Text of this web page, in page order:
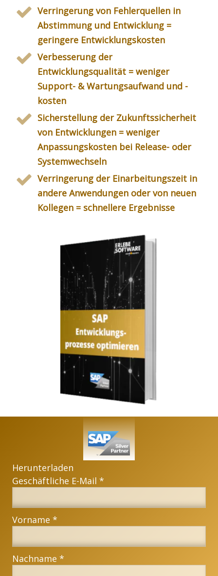
Verringerung von Fehlerquellen in
Abstimmung und Entwicklung =
geringere Entwicklungskosten
Verbesserung der
Entwicklungsqualität = weniger
Support- & Wartungsaufwand und -
kosten
Sicherstellung der Zukunftssicherheit
von Entwicklungen = weniger
Anpassungskosten bei Release- oder
Systemwechseln
Verringerung der Einarbeitungszeit in
andere Anwendungen oder von neuen
Kollegen = schnellere Ergebnisse
Herunterladen